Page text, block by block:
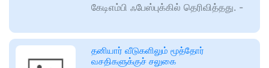
கேடிஎம்பி ஃபேஸ்புக்கில் தெரிவித்தது. -
தனியார் வீடுகளிலும் மூத்தோர்
வசதிகளுக்குச் சலுகை